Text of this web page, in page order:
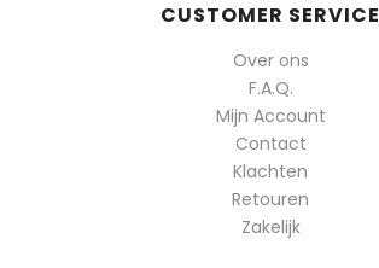
CUSTOMER SERVICE
Over ons
F.A.Q.
Mijn Account
Contact
Klachten
Retouren
Zakelijk